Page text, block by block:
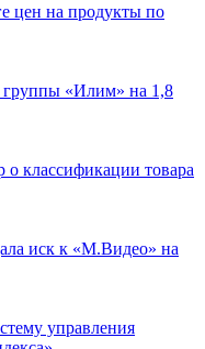
цен на продукты по
группы «Илим» на 1,8
классификации товара
иск к «М.Видео» на
управления